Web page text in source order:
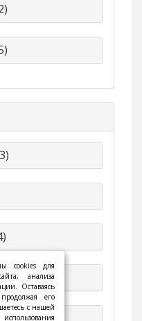
для 3d-
cookies для
анализа
Оставаясь
его
с нашей